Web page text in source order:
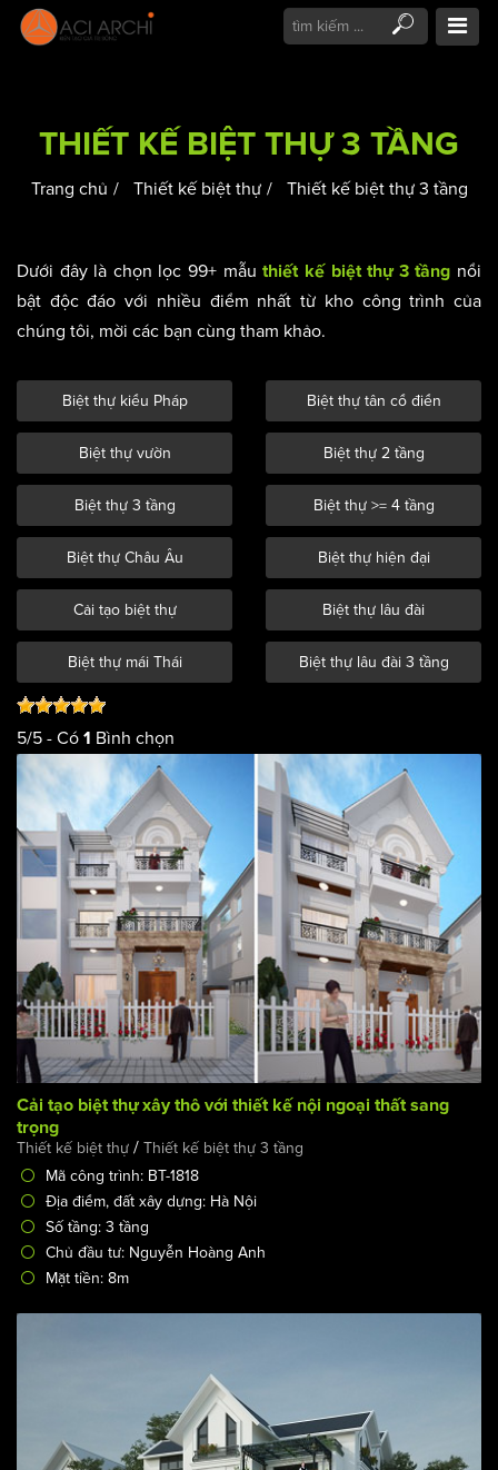
THIẾT KẾ BIỆT THỰ 3 TẦNG
Trang chủ Thiết kế biệt thự Thiết kế biệt thự 3 tầng
Dưới đây là chọn lọc 99+ mẫuthiết kế biệt thự 3 tầng nổi
bật độc đáo với nhiều điểm nhất từ kho công trình của
chúng tôi, mời các bạn cùng tham khảo.
Biệt thự kiểu Pháp Biệt thự tân cổ điển
Biệt thự vườn Biệt thự 2 tầng
Biệt thự 3 tầng Biệt thự >= 4 tầng
Biệt thự Châu Âu Biệt thự hiện đại
Cải tạo biệt thự Biệt thự lâu đài
Biệt thự mái Thái Biệt thự lâu đài 3 tầng
5/5 - Có 1 Bình chọn
Cải tạo biệt thự xây thô với thiết kế nội ngoại thất sang
trọng
Thiết kế biệt thự / Thiết kế biệt thự 3 tầng
Mã công trình: BT-1818
Địa điểm, đất xây dựng: Hà Nội
Số tầng: 3 tầng
Chủ đầu tư: Nguyễn Hoàng Anh
Mặt tiền: 8m